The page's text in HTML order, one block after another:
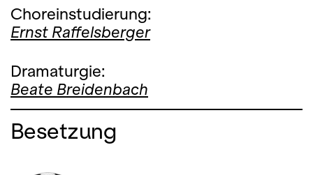
Choreinstudierung:
Ernst Raffelsberger
Dramaturgie:
Beate Breidenbach
Besetzung